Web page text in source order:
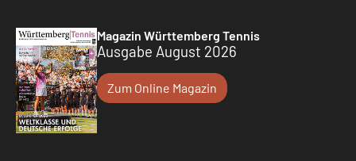
Magazin Württemberg Tennis
Ausgabe August 2026
Zum Online Magazin